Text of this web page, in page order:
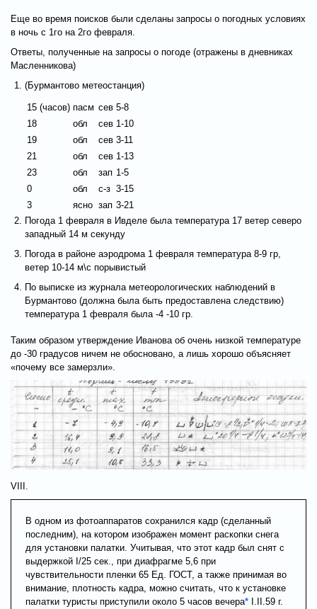
Еще во время поисков были сделаны запросы о погодных условиях
в ночь с 1го на 2го февраля.
Ответы, полученные на запросы о погоде (отражены в дневниках
Масленникова)
(Бурмантово метеостанция)
15 (часов) пасм сев 5-8
18
обл сев 1-10
19
обл сев 3-11
21
обл сев 1-13
23
обл зап 1-5
0
обл с-з 3-15
3
ясно зап 3-21
Погода 1 февраля в Ивделе была температура 17 ветер северо
западный 14 м секунду
Погода в районе аэродрома 1 февраля температура 8-9 гр,
ветер 10-14 м\с порывистый
По выписке из журнала метеорологических наблюдений в
Бурмантово (должна была быть предоставлена следствию)
температура 1 февраля была -4 -10 гр.
Таким образом утверждение Иванова об очень низкой температуре
до -30 градусов ничем не обосновано, а лишь хорошо объясняет
«почему все замерзли».
VIII.
В одном из фотоаппаратов сохранился кадр (сделанный
последним), на котором изображен момент раскопки снега
для установки палатки. Учитывая, что этот кадр был снят с
выдержкой I/25 сек., при диафрагме 5,6 при
чувствительности пленки 65 Ед. ГОСТ, а также принимая во
внимание, плотность кадра, можно считать, что к установке
палатки туристы приступили около 5 часов вечера* I.II.59 г.